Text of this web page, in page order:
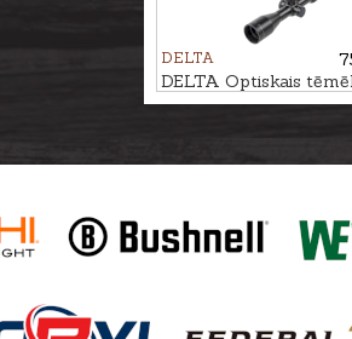
DELTA
DELTA Optiskais
Titanium 1.5-9x45 HD